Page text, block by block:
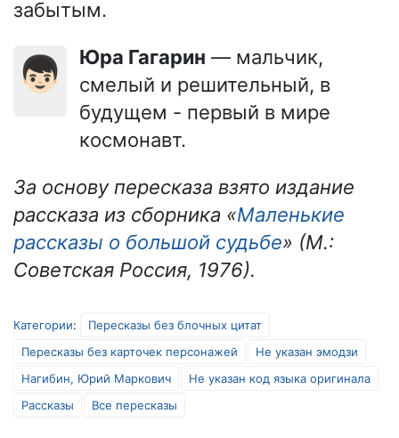
забытым.
👦🏻 Юра Гагарин — мальчик,
смелый и решительный, в
будущем - первый в мире
космонавт.
За основу пересказа взято издание
рассказа из сборника «Маленькие
рассказы о большой судьбе» (М.:
Советская Россия, 1976).
Категории:
Пересказы без блочных цитат
Пересказы без карточек персонажей
Не указан эмодзи
Нагибин, Юрий Маркович
Не указан код языка оригинала
Рассказы
Все пересказы